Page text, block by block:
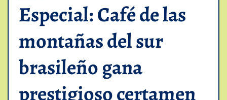
Especial: Café de las
montañas del sur
brasileño gana
prestigioso certamen